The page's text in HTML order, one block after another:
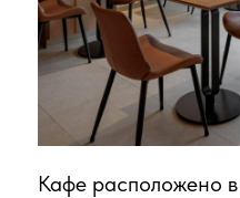
Кафе расположено в